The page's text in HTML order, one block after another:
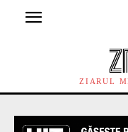
ZIARUL